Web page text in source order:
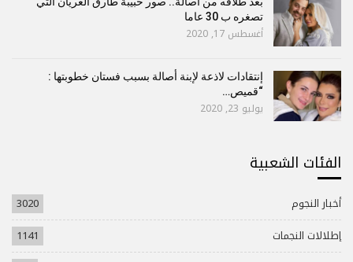
تصغره ب 30 عاما
أغسطس 17, 2020
إنتقادات لاذعة لإبنة أصالة بسبب فستان خطوبتها :
“قميص…
يوليو 23, 2020
الفئات الشعبية
أخبار النجوم
3020
إطلالات النجمات
1141